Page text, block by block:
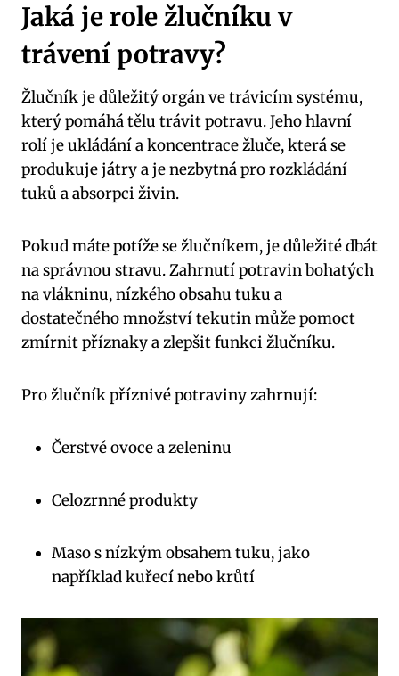
Jaká je role žlučníku v
trávení potravy?
Žlučník je důležitý orgán ve trávicím systému,
který pomáhá tělu trávit potravu. Jeho hlavní
rolí je ukládání a koncentrace žluče, která se
produkuje játry a je nezbytná pro rozkládání
tuků a absorpci živin.
Pokud máte potíže se žlučníkem, je důležité dbát
na správnou stravu. Zahrnutí potravin bohatých
na vlákninu, nízkého obsahu tuku a
dostatečného množství tekutin může pomoct
zmírnit příznaky a zlepšit funkci žlučníku.
Pro žlučník příznivé potraviny zahrnují:
Čerstvé ovoce a zeleninu
Celozrnné produkty
Maso s nízkým obsahem tuku, jako
například kuřecí nebo krůtí